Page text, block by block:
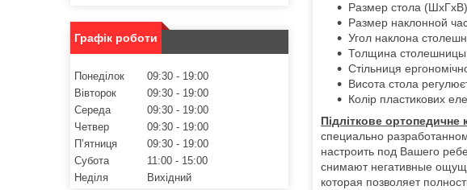
Размер стола
Размер наклонной
Угол наклона
Толщина
Стільниця
Висота стола
Колір пластикових
Підліткове ортопедичне
специально
настроить под Вашего
снимают негативные
которая позволяет
Графік роботи
Понеділок 09:30
19:00
Вівторок
09:30
19:00
Середа
09:30
19:00
Четвер
09:30
19:00
Пʼятниця
09:30
19:00
Субота
11:00
15:00
Неділя
Вихідний